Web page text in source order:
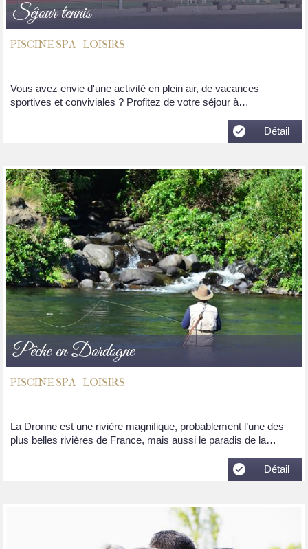
Séjour tennis
PISCINE SPA - LOISIRS
Vous avez envie d'une activité en plein air, de vacances
sportives et conviviales ? Profitez de votre séjour à…
Détail
Pêche en Dordogne
PISCINE SPA - LOISIRS
La Dronne est une rivière magnifique, probablement l’une des
plus belles rivières de France, mais aussi le paradis de la…
Détail